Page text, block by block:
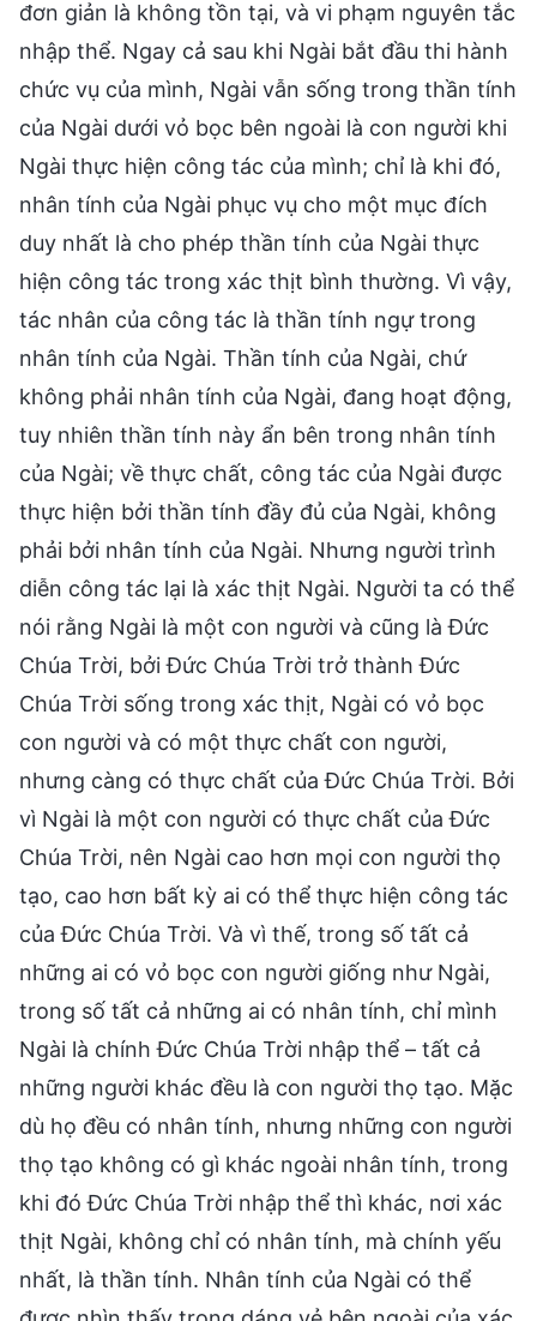
đơn giản là không tồn tại, và vi phạm nguyên tắc
nhập thể. Ngay cả sau khi Ngài bắt đầu thi hành
chức vụ của mình, Ngài vẫn sống trong thần tính
của Ngài dưới vỏ bọc bên ngoài là con người khi
Ngài thực hiện công tác của mình; chỉ là khi đó,
nhân tính của Ngài phục vụ cho một mục đích
duy nhất là cho phép thần tính của Ngài thực
hiện công tác trong xác thịt bình thường. Vì vậy,
tác nhân của công tác là thần tính ngự trong
nhân tính của Ngài. Thần tính của Ngài, chứ
không phải nhân tính của Ngài, đang hoạt động,
tuy nhiên thần tính này ẩn bên trong nhân tính
của Ngài; về thực chất, công tác của Ngài được
thực hiện bởi thần tính đầy đủ của Ngài, không
phải bởi nhân tính của Ngài. Nhưng người trình
diễn công tác lại là xác thịt Ngài. Người ta có thể
nói rằng Ngài là một con người và cũng là Đức
Chúa Trời, bởi Đức Chúa Trời trở thành Đức
Chúa Trời sống trong xác thịt, Ngài có vỏ bọc
con người và có một thực chất con người,
nhưng càng có thực chất của Đức Chúa Trời. Bởi
vì Ngài là một con người có thực chất của Đức
Chúa Trời, nên Ngài cao hơn mọi con người thọ
tạo, cao hơn bất kỳ ai có thể thực hiện công tác
của Đức Chúa Trời. Và vì thế, trong số tất cả
những ai có vỏ bọc con người giống như Ngài,
trong số tất cả những ai có nhân tính, chỉ mình
Ngài là chính Đức Chúa Trời nhập thể – tất cả
những người khác đều là con người thọ tạo. Mặc
dù họ đều có nhân tính, nhưng những con người
thọ tạo không có gì khác ngoài nhân tính, trong
khi đó Đức Chúa Trời nhập thể thì khác, nơi xác
thịt Ngài, không chỉ có nhân tính, mà chính yếu
nhất, là thần tính. Nhân tính của Ngài có thể